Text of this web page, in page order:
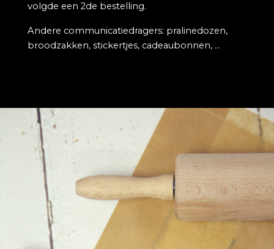
volgde een 2de bestelling.
Andere communicatiedragers: pralinedozen,
broodzakken, stickertjes, cadeaubonnen, ...